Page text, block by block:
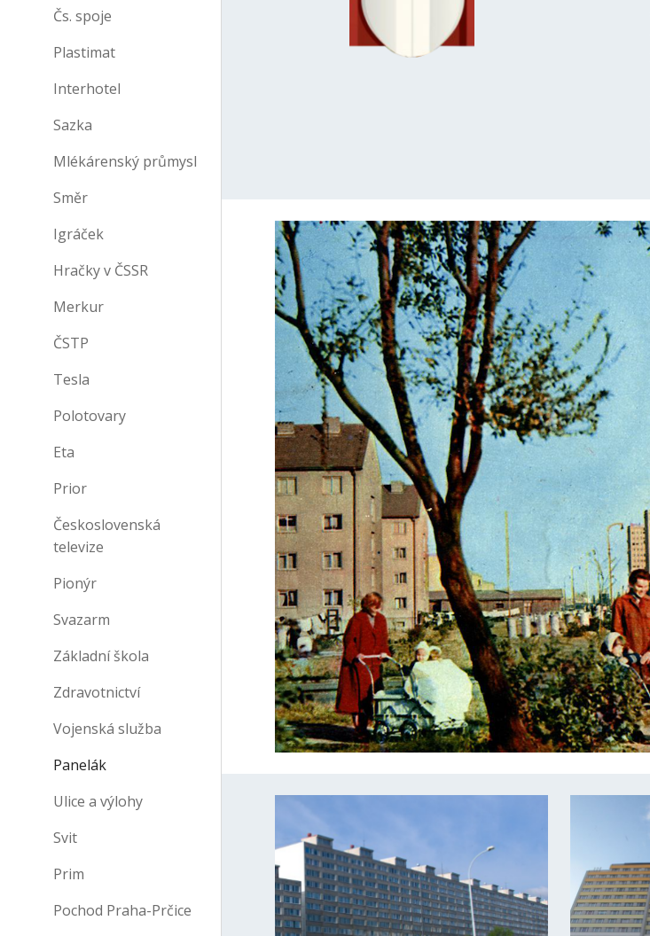
Čs. spoje
Plastimat
Interhotel
Sazka
Mlékárenský průmysl
Směr
Igráček
Hračky v ČSSR
Merkur
ČSTP
Tesla
Polotovary
Eta
Prior
Československá
televize
Pionýr
Svazarm
Základní škola
Zdravotnictví
Vojenská služba
Panelák
Ulice a výlohy
Svit
Prim
Pochod Praha-Prčice